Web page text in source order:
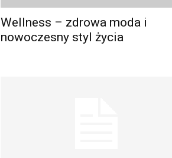
Wellness – zdrowa moda i
nowoczesny styl życia